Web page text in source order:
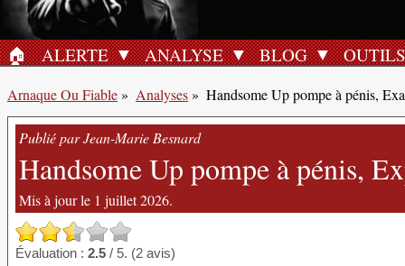
ACCUEIL
🏠︎ ALERTE ANALYSE BLOG OUTILS
Arnaque Ou Fiable» Analyses» Handsome Up pompe à pénis,
Publié par Jean-Marie Besnard
Handsome Up pompe à pénis,
Mis à jour le 1 juillet 2026.
Évaluation : 2.5 / 5. (2 avis)